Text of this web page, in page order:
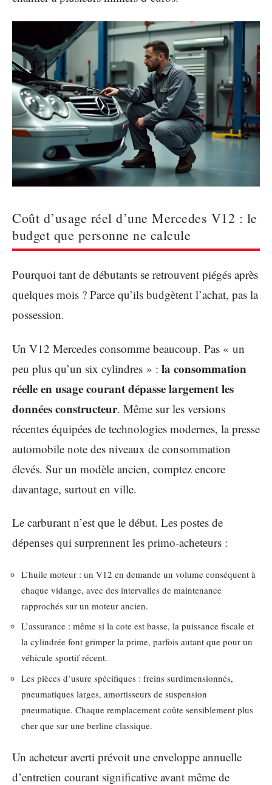
Coût d’usage réel d’une Mercedes V12 : le
budget que personne ne calcule
Pourquoi tant de débutants se retrouvent piégés après
quelques mois ? Parce qu’ils budgètent l’achat, pas la
possession.
Un V12 Mercedes consomme beaucoup. Pas « un
peu plus qu’un six cylindres » : la consommation
réelle en usage courant dépasse largement les
données constructeur. Même sur les versions
récentes équipées de technologies modernes, la presse
automobile note des niveaux de consommation
élevés. Sur un modèle ancien, comptez encore
davantage, surtout en ville.
Le carburant n’est que le début. Les postes de
dépenses qui surprennent les primo-acheteurs :
L’huile moteur : un V12 en demande un volume conséquent à
chaque vidange, avec des intervalles de maintenance
rapprochés sur un moteur ancien.
L’assurance : même si la cote est basse, la puissance fiscale et
la cylindrée font grimper la prime, parfois autant que pour un
véhicule sportif récent.
Les pièces d’usure spécifiques : freins surdimensionnés,
pneumatiques larges, amortisseurs de suspension
pneumatique. Chaque remplacement coûte sensiblement plus
cher que sur une berline classique.
Un acheteur averti prévoit une enveloppe annuelle
d’entretien courant significative avant même de